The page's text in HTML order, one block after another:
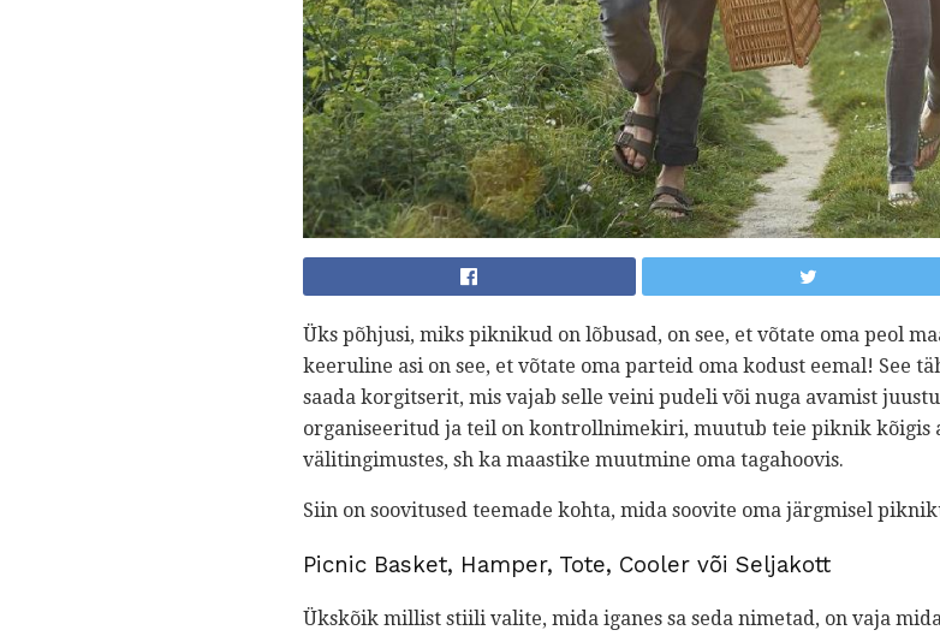
Üks põhjusi, miks piknikud on lõbusad, on see, et võtate oma peol
keeruline asi on see, et võtate oma parteid oma kodust eemal! See
saada korgitserit, mis vajab selle veini pudeli või nuga avamist
organiseeritud ja teil on kontrollnimekiri, muutub teie piknik kõigis
välitingimustes, sh ka maastike muutmine oma tagahoovis.
Siin on soovitused teemade kohta, mida soovite oma järgmisel
Picnic Basket, Hamper, Tote, Cooler või Seljakott
Ükskõik millist stiili valite, mida iganes sa seda nimetad, on vaja